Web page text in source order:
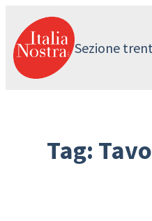
contenuto
Sezione
Tag: